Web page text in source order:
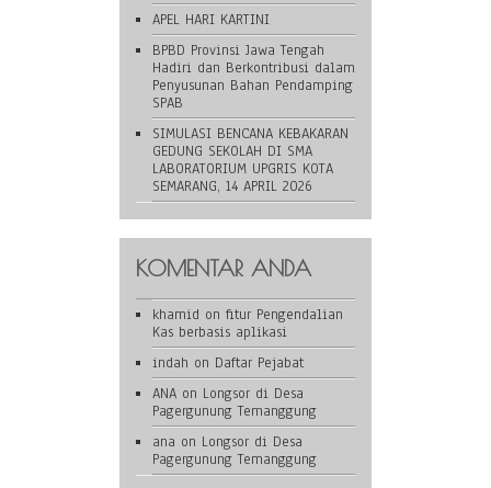
APEL HARI KARTINI
BPBD Provinsi Jawa Tengah
Hadiri dan Berkontribusi dalam
Penyusunan Bahan Pendamping
SPAB
SIMULASI BENCANA KEBAKARAN
GEDUNG SEKOLAH DI SMA
LABORATORIUM UPGRIS KOTA
SEMARANG, 14 APRIL 2026
KOMENTAR ANDA
khamid on fitur Pengendalian
Kas berbasis aplikasi
indah on Daftar Pejabat
ANA on Longsor di Desa
Pagergunung Temanggung
ana on Longsor di Desa
Pagergunung Temanggung